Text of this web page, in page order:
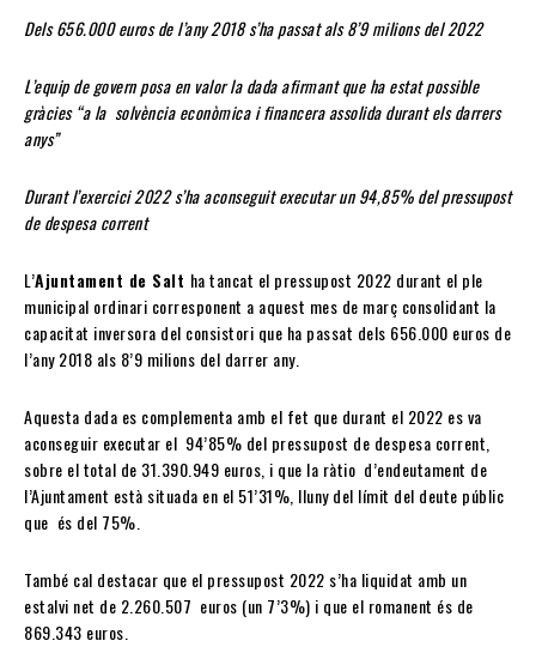
Dels 656.000 euros de l’any 2018 s’ha passat als 8’9 milions del 2022
L’equip de govern posa en valor la dada afirmant que ha estat possible
gràcies “a la solvència econòmica i financera assolida durant els darrers
anys”
Durant l’exercici 2022 s’ha aconseguit executar un 94,85% del pressupost
de despesa corrent
L’Ajuntament de Salt ha tancat el pressupost 2022 durant el ple
municipal ordinari corresponent a aquest mes de març consolidant la
capacitat inversora del consistori que ha passat dels 656.000 euros de
l’any 2018 als 8’9 milions del darrer any.
Aquesta dada es complementa amb el fet que durant el 2022 es va
aconseguir executar el 94’85% del pressupost de despesa corrent,
sobre el total de 31.390.949 euros, i que la ràtio d’endeutament de
l’Ajuntament està situada en el 51’31%, lluny del límit del deute públic
que és del 75%.
També cal destacar que el pressupost 2022 s’ha liquidat amb un
estalvi net de 2.260.507 euros (un 7’3%) i que el romanent és de
869.343 euros.